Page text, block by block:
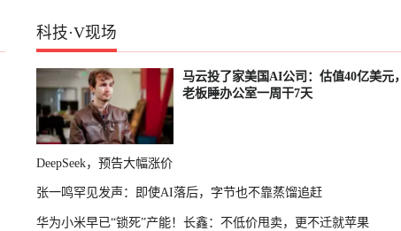
科技·V现场
马云投了家美国AI公司：估值40亿美元，
老板睡办公室一周干7天
DeepSeek，预告大幅涨价
张一鸣罕见发声：即使AI落后，字节也不靠蒸馏追赶
华为小米早已“锁死”产能！长鑫：不低价甩卖，更不迁就苹果